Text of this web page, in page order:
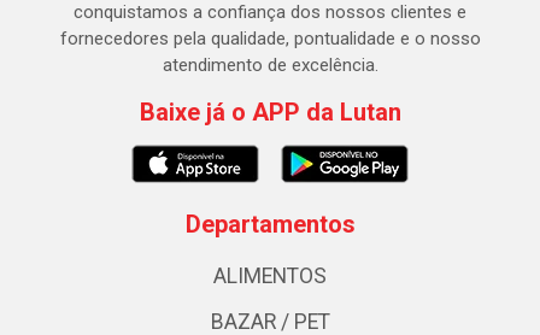
conquistamos a confiança dos nossos clientes e
fornecedores pela qualidade, pontualidade e o nosso
atendimento de excelência.
Baixe já o APP da Lutan
Departamentos
ALIMENTOS
BAZAR / PET